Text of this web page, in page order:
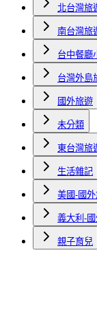
北台灣旅
南台灣旅
台中餐廳
台灣外島
國外旅遊
未分類
東台灣旅
生活雜記
美國-國
義大利-
親子育兒